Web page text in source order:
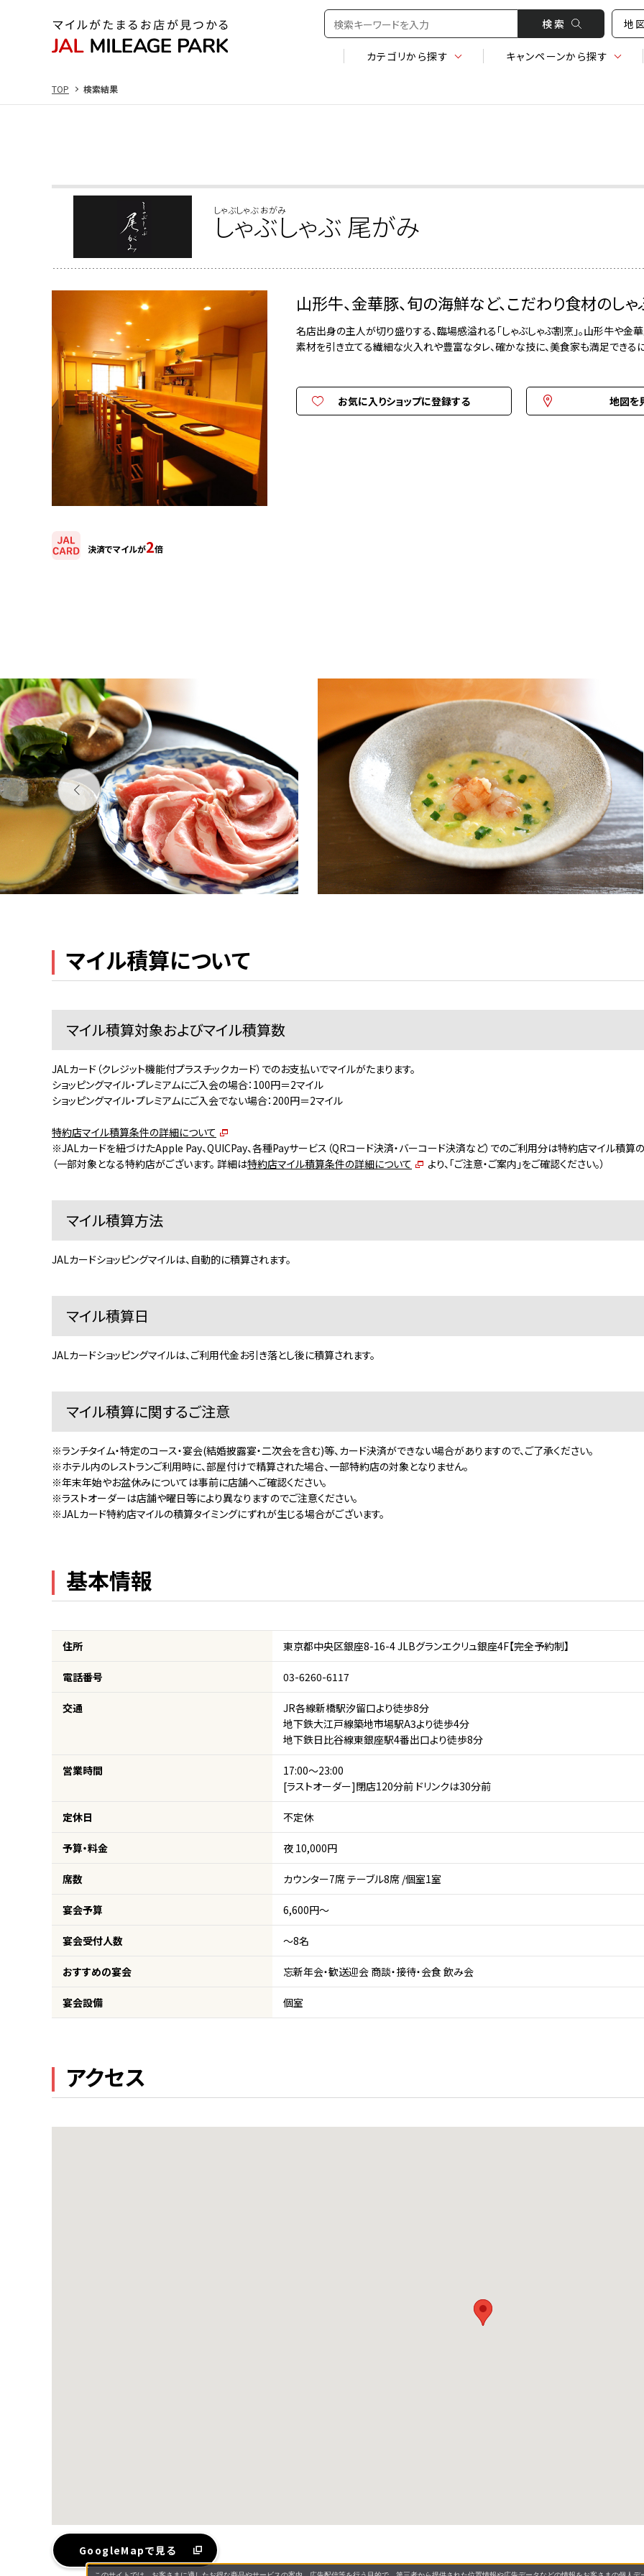
検 索 地
カテゴリから探す キャンペーンから探す
TOP 検索結果
しゃぶしゃぶ おがみ
しゃぶしゃぶ 尾がみ
決済でマイルが2倍
山形牛、金華豚、旬の海鮮など、こだわり食材のしゃ
名店出身の主人が切り盛りする、臨場感溢れる「しゃぶしゃぶ割烹」。山形牛や
素材を引き立てる繊細な火入れや豊富なタレ、確かな技に、美食家も満足できる
お気に入りショップに登録する 地図を
マイル積算について
マイル積算対象およびマイル積算数
JALカード（クレジット機能付プラスチックカード）でのお支払いでマイルがたまります。
ショッピングマイル・プレミアムにご入会の場合：100円＝2マイル
ショッピングマイル・プレミアムにご入会でない場合：200円＝2マイル
特約店マイル積算条件の詳細について
※JALカードを紐づけたApple Pay、QUICPay、各種Payサービス（QRコード決済・バーコード決済など）でのご利用分は特約店マイル積算の
（一部対象となる特約店がございます。 詳細は特約店マイル積算条件の詳細について より、「ご注意・ご案内」をご確認ください。）
マイル積算方法
JALカードショッピングマイルは、自動的に積算されます。
マイル積算日
JALカードショッピングマイルは、ご利用代金お引き落とし後に積算されます。
マイル積算に関するご注意
※ランチタイム・特定のコース・宴会(結婚披露宴・二次会を含む)等、カード決済ができない場合がありますので、ご了承ください。
※ホテル内のレストランご利用時に、部屋付けで精算された場合、一部特約店の対象となりません。
※年末年始やお盆休みについては事前に店舗へご確認ください。
※ラストオーダーは店舗や曜日等により異なりますのでご注意ください｡
※JALカード特約店マイルの積算タイミングにずれが生じる場合がございます。
基本情報
住所 東京都中央区銀座8-16-4 JLBグランエクリュ銀座4F【完全予約制】
電話番号 03-6260-6117
交通
JR各線新橋駅汐留口より徒歩8分
地下鉄大江戸線築地市場駅A3より徒歩4分
地下鉄日比谷線東銀座駅4番出口より徒歩8分
営業時間
17:00～23:00
[ラストオーダー]閉店120分前 ドリンクは30分前
定休日 不定休
予算・料金 夜 10,000円
席数 カウンター7席 テーブル8席 /個室1室
宴会予算 6,600円～
宴会受付人数 ～8名
おすすめの宴会 忘新年会・歓送迎会 商談・接待・会食 飲み会
宴会設備 個室
アクセス
GoogleMapで見る